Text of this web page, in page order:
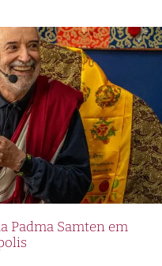
Padma Samten em